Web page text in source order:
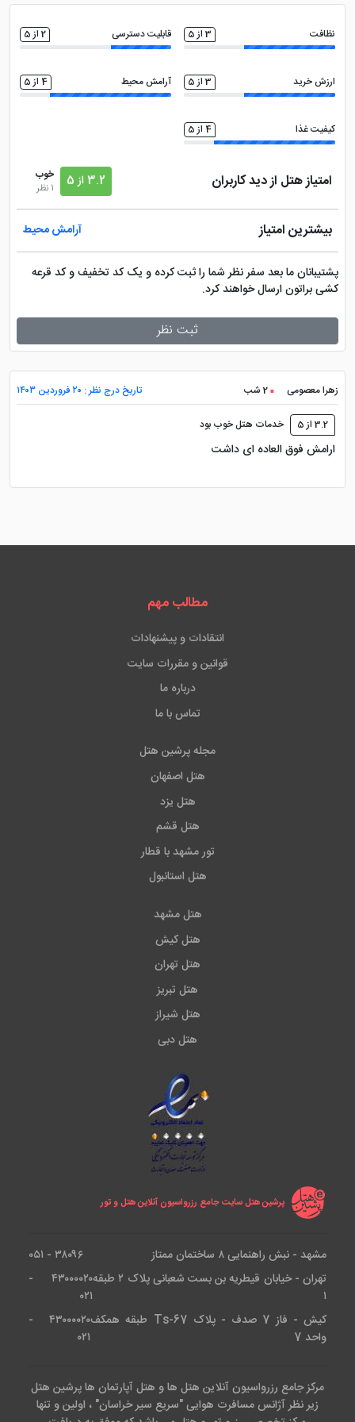
نظافت 3 از 5 قابلیت دسترسی 2 از 5
ارزش خرید 3 از 5 آرامش محیط 4 از 5
کیفیت غذا 4 از 5
امتیاز هتل از دید کاربران 3.2 از 5
خوب
1 نظر
بیشترین امتیاز آرامش محیط
پشتیبانان ما بعد سفر نظر شما را ثبت کرده و یک کد تخفیف و کد قرعه
کشی براتون ارسال خواهند کرد.
ثبت نظر
زهرا معصومی 2 شب تاریخ درج نظر : ۲۰ فروردین ۱۴۰۳
3.2 از 5 خدمات هتل خوب بود
ارامش فوق العاده ای داشت
مطالب مهم
انتقادات و پیشنهادات
قوانین و مقررات سایت
درباره ما
تماس با ما
مجله پرشین هتل
هتل اصفهان
هتل یزد
هتل قشم
تور مشهد با قطار
هتل استانبول
هتل مشهد
هتل کیش
هتل تهران
هتل تبریز
هتل شیراز
هتل دبی
پرشین هتل سایت جامع رزرواسیون آنلاین هتل و تور
مشهد - نبش راهنمایی ۸ ساختمان ممتاز
۳۸۰۹۶ - ۰۵۱
تهران - خیابان قیطریه بن بست شعبانی پلاک ۲ طبقه
۱
۴۳۰۰۰۰۲۰ -
۰۲۱
کیش - فاز 7 صدف - پلاک Ts-67 طبقه همکف
واحد 7
۴۳۰۰۰۰۲۰ -
۰۲۱
مرکز جامع رزرواسیون آنلاین هتل ها و هتل آپارتمان ها پرشین هتل
زیر نظر آژانس مسافرت هوایی "سریع سیر خراسان" ، اولین و تنها